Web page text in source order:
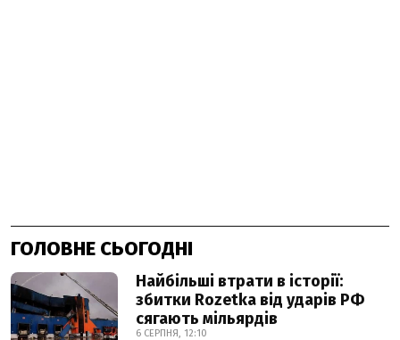
ГОЛОВНЕ СЬОГОДНІ
Найбільші втрати в історії:
збитки Rozetka від ударів РФ
сягають мільярдів
6 СЕРПНЯ, 12:10